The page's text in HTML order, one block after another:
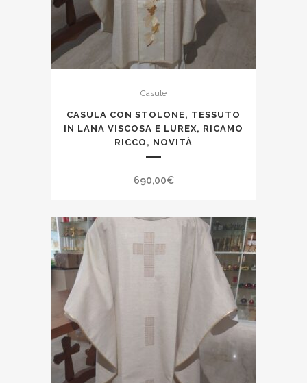
Casule
CASULA CON STOLONE, TESSUTO
IN LANA VISCOSA E LUREX, RICAMO
RICCO, NOVITÀ
690,00€